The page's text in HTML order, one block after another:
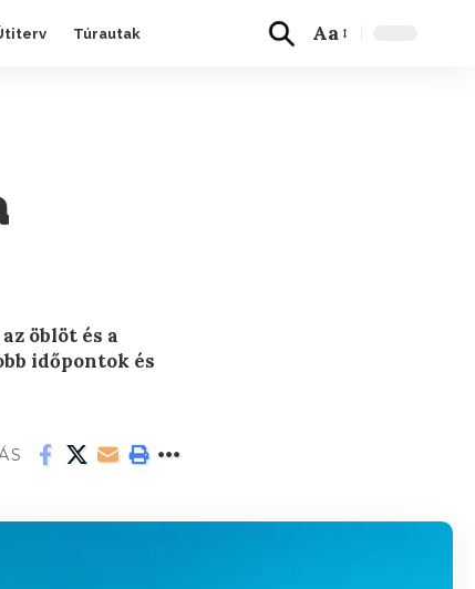
Túrautak Aa
öblöt és a
időpontok és